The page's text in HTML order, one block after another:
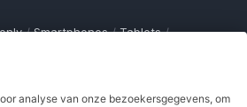
/ Smartphones / Tablets /
analyse van onze bezoekersgegevens, om